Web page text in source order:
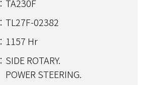
：TA230F
：TL27F-02382
：1157 Hr
：SIDE ROTARY.
POWER STEERING.